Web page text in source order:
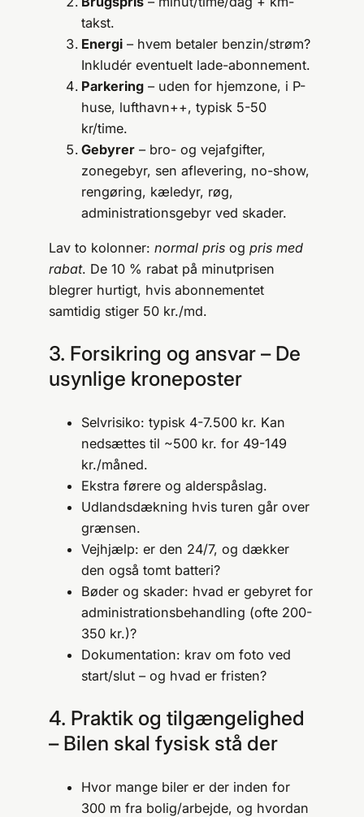
takst.
Energi – hvem betaler benzin/strøm?
Inkludér eventuelt lade-abonnement.
Parkering – uden for hjemzone, i P-
huse, lufthavn++, typisk 5-50
kr/time.
Gebyrer – bro- og vejafgifter,
zonegebyr, sen aflevering, no-show,
rengøring, kæledyr, røg,
administrationsgebyr ved skader.
Lav to kolonner: normal pris og pris med
rabat. De 10 % rabat på minutprisen
blegrer hurtigt, hvis abonnementet
samtidig stiger 50 kr./md.
3. Forsikring og ansvar – De
usynlige kroneposter
Selvrisiko: typisk 4-7.500 kr. Kan
nedsættes til ~500 kr. for 49-149
kr./måned.
Ekstra førere og alderspåslag.
Udlandsdækning hvis turen går over
grænsen.
Vejhjælp: er den 24/7, og dækker
den også tomt batteri?
Bøder og skader: hvad er gebyret for
administrations­behandling (ofte 200-
350 kr.)?
Dokumentation: krav om foto ved
start/slut – og hvad er fristen?
4. Praktik og tilgængelighed
– Bilen skal fysisk stå der
Hvor mange biler er der inden for
300 m fra bolig/arbejde, og hvordan